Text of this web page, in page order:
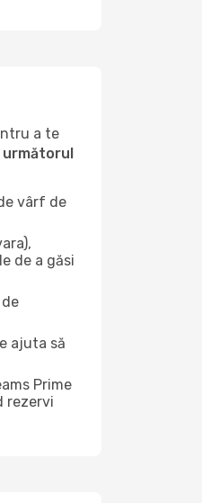
a te
vârf de
de a găsi
ajuta să
Prime
rezervi